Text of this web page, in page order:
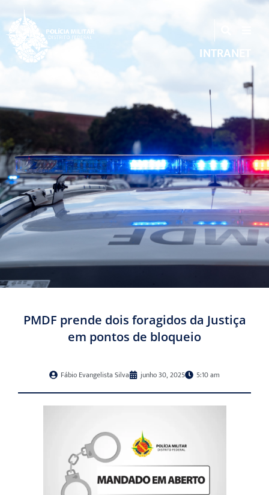
INTRANET
PMDF prende dois foragidos da Justiça
em pontos de bloqueio
Fábio Evangelista Silva junho 30, 2025 5:10 am